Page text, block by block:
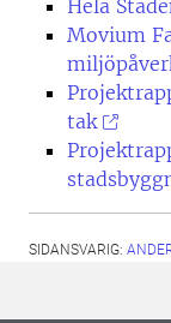
Hela
Movium
tak
SIDANSVARIG: